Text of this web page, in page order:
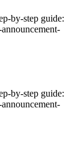
by-step guide:
by-step guide: